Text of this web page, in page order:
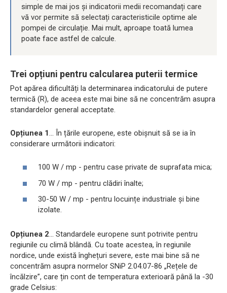
simple de mai jos și indicatorii medii recomandați care
vă vor permite să selectați caracteristicile optime ale
pompei de circulație. Mai mult, aproape toată lumea
poate face astfel de calcule.
Trei opțiuni pentru calcularea puterii termice
Pot apărea dificultăți la determinarea indicatorului de putere
termică (R), de aceea este mai bine să ne concentrăm asupra
standardelor general acceptate.
Opțiunea 1... În țările europene, este obișnuit să se ia în
considerare următorii indicatori:
100 W / mp - pentru case private de suprafata mica;
70 W / mp - pentru clădiri înalte;
30-50 W / mp - pentru locuințe industriale și bine
izolate.
Opțiunea 2... Standardele europene sunt potrivite pentru
regiunile cu climă blândă. Cu toate acestea, în regiunile
nordice, unde există înghețuri severe, este mai bine să ne
concentrăm asupra normelor SNiP 2.04.07-86 „Rețele de
încălzire”, care țin cont de temperatura exterioară până la -30
grade Celsius: